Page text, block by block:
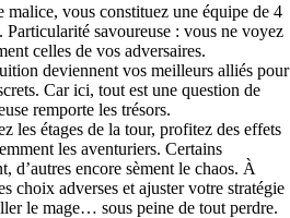
malice, vous constituez une équipe de 4
Particularité savoureuse : vous ne voyez
celles de vos adversaires.
deviennent vos meilleurs alliés pour
Car ici, tout est une question de
remporte les trésors.
les étages de la tour, profitez des effets
les aventuriers. Certains
d’autres encore sèment le chaos. À
choix adverses et ajuster votre stratégie
le mage… sous peine de tout perdre.